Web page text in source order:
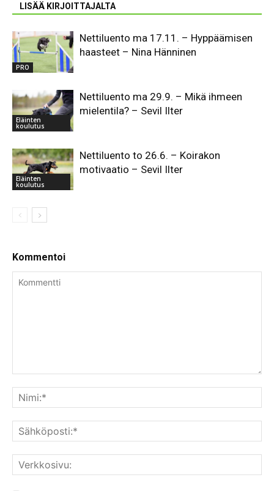
LISÄÄ KIRJOITTAJALTA
PRO
Nettiluento ma 17.11. – Hyppäämisen
haasteet – Nina Hänninen
Eläinten
koulutus
Nettiluento ma 29.9. – Mikä ihmeen
mielentila? – Sevil Ilter
Eläinten
koulutus
Nettiluento to 26.6. – Koirakon
motivaatio – Sevil Ilter
Kommentoi